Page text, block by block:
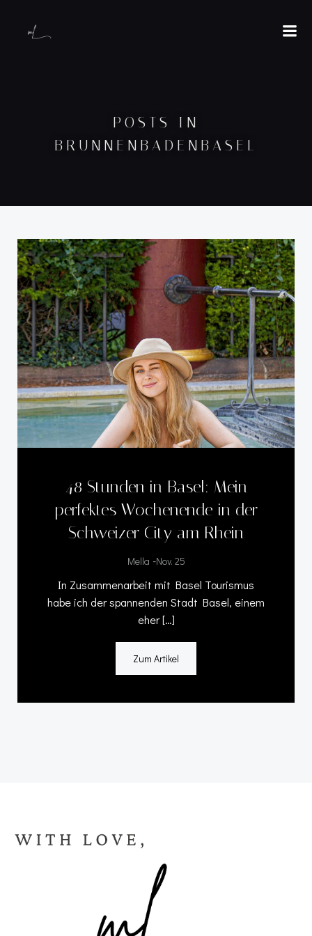
POSTS IN
BRUNNENBADENBASEL
48 Stunden in Basel: Mein
perfektes Wochenende in der
Schweizer City am Rhein
Mella -Nov. 25
In Zusammenarbeit mit Basel Tourismus
habe ich der spannenden Stadt Basel, einem
eher […]
Zum Artikel